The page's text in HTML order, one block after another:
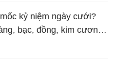
kỷ niệm ngày cưới?
bạc, đồng, kim cương